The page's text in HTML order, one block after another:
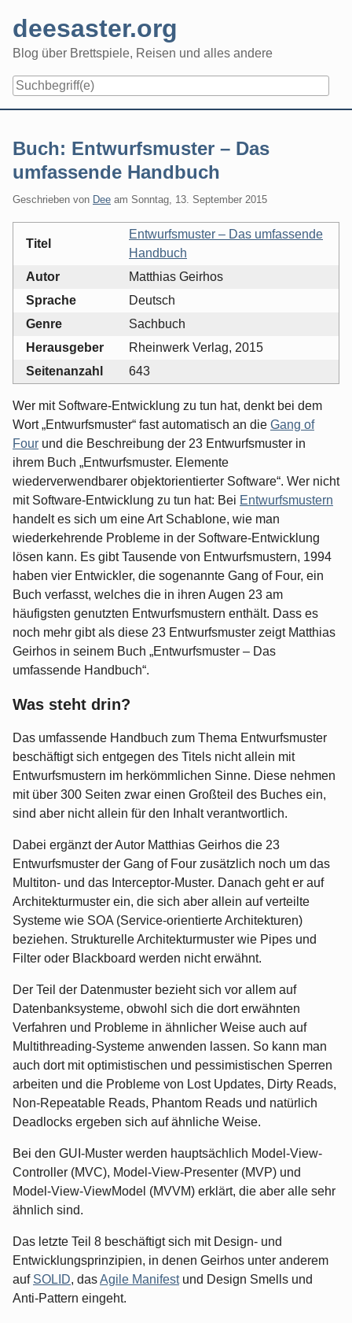
content
deesaster.org
Blog über Brettspiele, Reisen und alles andere
Buch: Entwurfsmuster – Das
umfassende Handbuch
Geschrieben von Dee am Sonntag, 13. September 2015
Titel
Entwurfsmuster – Das umfassende
Handbuch
Autor
Matthias Geirhos
Sprache
Deutsch
Genre
Sachbuch
Herausgeber
Rheinwerk Verlag, 2015
Seitenanzahl
643
Wer mit Software-Entwicklung zu tun hat, denkt bei dem
Wort „Entwurfsmuster“ fast automatisch an die Gang of
Four und die Beschreibung der 23 Entwurfsmuster in
ihrem Buch „Entwurfsmuster. Elemente
wiederverwendbarer objektorientierter Software“. Wer nicht
mit Software-Entwicklung zu tun hat: Bei Entwurfsmustern
handelt es sich um eine Art Schablone, wie man
wiederkehrende Probleme in der Software-Entwicklung
lösen kann. Es gibt Tausende von Entwurfsmustern, 1994
haben vier Entwickler, die sogenannte Gang of Four, ein
Buch verfasst, welches die in ihren Augen 23 am
häufigsten genutzten Entwurfsmustern enthält. Dass es
noch mehr gibt als diese 23 Entwurfsmuster zeigt Matthias
Geirhos in seinem Buch „Entwurfsmuster – Das
umfassende Handbuch“.
Was steht drin?
Das umfassende Handbuch zum Thema Entwurfsmuster
beschäftigt sich entgegen des Titels nicht allein mit
Entwurfsmustern im herkömmlichen Sinne. Diese nehmen
mit über 300 Seiten zwar einen Großteil des Buches ein,
sind aber nicht allein für den Inhalt verantwortlich.
Dabei ergänzt der Autor Matthias Geirhos die 23
Entwurfsmuster der Gang of Four zusätzlich noch um das
Multiton- und das Interceptor-Muster. Danach geht er auf
Architekturmuster ein, die sich aber allein auf verteilte
Systeme wie SOA (Service-orientierte Architekturen)
beziehen. Strukturelle Architekturmuster wie Pipes und
Filter oder Blackboard werden nicht erwähnt.
Der Teil der Datenmuster bezieht sich vor allem auf
Datenbanksysteme, obwohl sich die dort erwähnten
Verfahren und Probleme in ähnlicher Weise auch auf
Multithreading-Systeme anwenden lassen. So kann man
auch dort mit optimistischen und pessimistischen Sperren
arbeiten und die Probleme von Lost Updates, Dirty Reads,
Non-Repeatable Reads, Phantom Reads und natürlich
Deadlocks ergeben sich auf ähnliche Weise.
Bei den GUI-Muster werden hauptsächlich Model-View-
Controller (MVC), Model-View-Presenter (MVP) und
Model-View-ViewModel (MVVM) erklärt, die aber alle sehr
ähnlich sind.
Das letzte Teil 8 beschäftigt sich mit Design- und
Entwicklungsprinzipien, in denen Geirhos unter anderem
auf SOLID, dasAgile Manifestund Design Smells und
Anti-Pattern eingeht.